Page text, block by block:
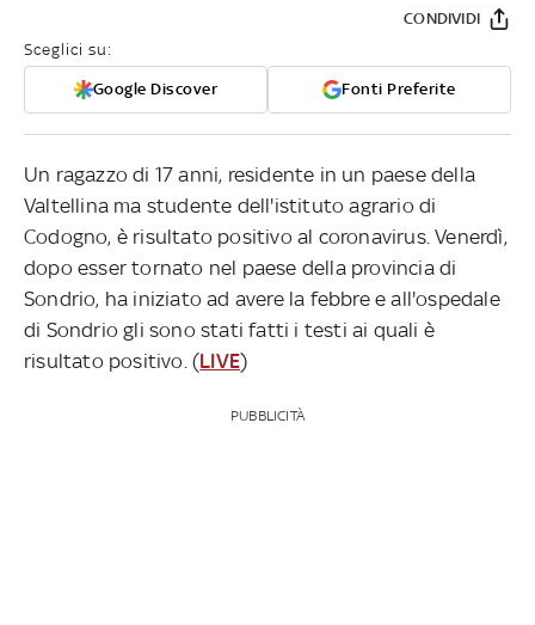
Sceglici su:
Google Discover Fonti Preferite
CONDIVIDI
Un ragazzo di 17 anni, residente in un paese della
Valtellina ma studente dell'istituto agrario di
Codogno, è risultato positivo al coronavirus. Venerdì,
dopo esser tornato nel paese della provincia di
Sondrio, ha iniziato ad avere la febbre e all'ospedale
di Sondrio gli sono stati fatti i testi ai quali è
risultato positivo. (LIVE)
PUBBLICITÀ